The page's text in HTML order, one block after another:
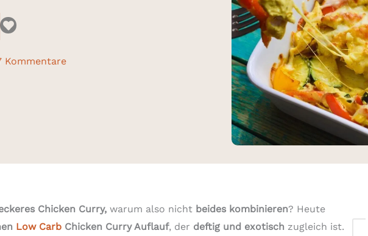
Kommentare
Chicken Curry, warum also nicht beides kombinieren? Heute
Low Carb Chicken Curry Auflauf, der deftig und exotisch zugleich ist.